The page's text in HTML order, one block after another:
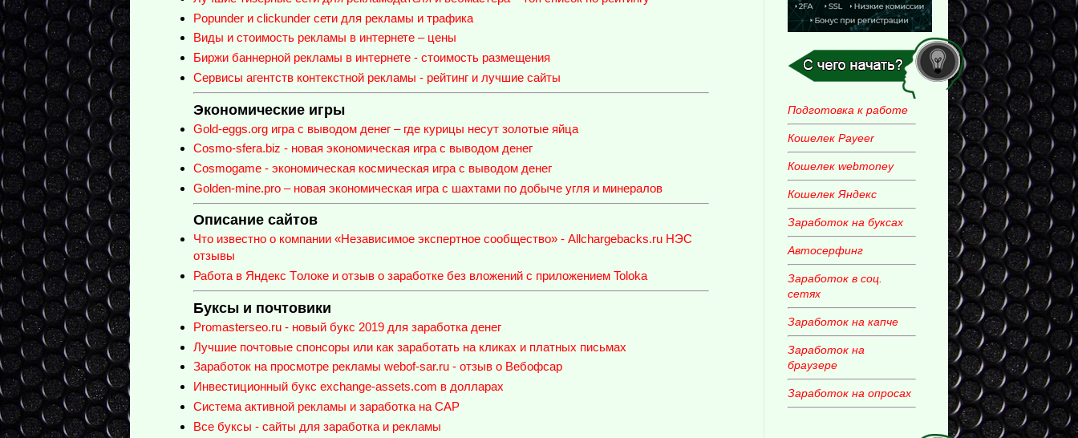
Popunder и clickunder сети для рекламы и трафика
Виды и стоимость рекламы в интернете – цены
Биржи баннерной рекламы в интернете - стоимость размещения
Сервисы агентств контекстной рекламы - рейтинг и лучшие сайты
Экономические игры
Gold-eggs.org игра с выводом денег – где курицы несут золотые яйца
Cosmo-sfera.biz - новая экономическая игра c выводом денег
Cosmogame - экономическая космическая игра с выводом денег
Golden-mine.pro – новая экономическая игра с шахтами по добыче угля и минералов
Описание сайтов
Что известно о компании «Независимое экспертное сообщество» - Allchargebacks.ru НЭС
отзывы
Работа в Яндекс Tолоке и отзыв о заработке без вложений с приложением Toloka
Буксы и почтовики
Promasterseo.ru - новый букс 2019 для заработка денег
Лучшие почтовые спонсоры или как заработать на кликах и платных письмах
Заработок на просмотре рекламы webof-sar.ru - отзыв о Вебофсар
Инвестиционный букс exchange-assets.com в долларах
Система активной рекламы и заработка на САР
Все буксы - сайты для заработка и рекламы
Подготовка к работе
Кошелек Payeer
Кошелек webmoney
Кошелек Яндекс
Заработок на буксах
Автосерфинг
Заработок в соц.
сетях
Заработок на капче
Заработок на
браузере
Заработок на опросах